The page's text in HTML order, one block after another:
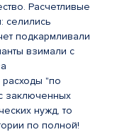
Расчетливые
селились
подкармливали
взимали с
"по
заключенных
нужд, то
по полной!